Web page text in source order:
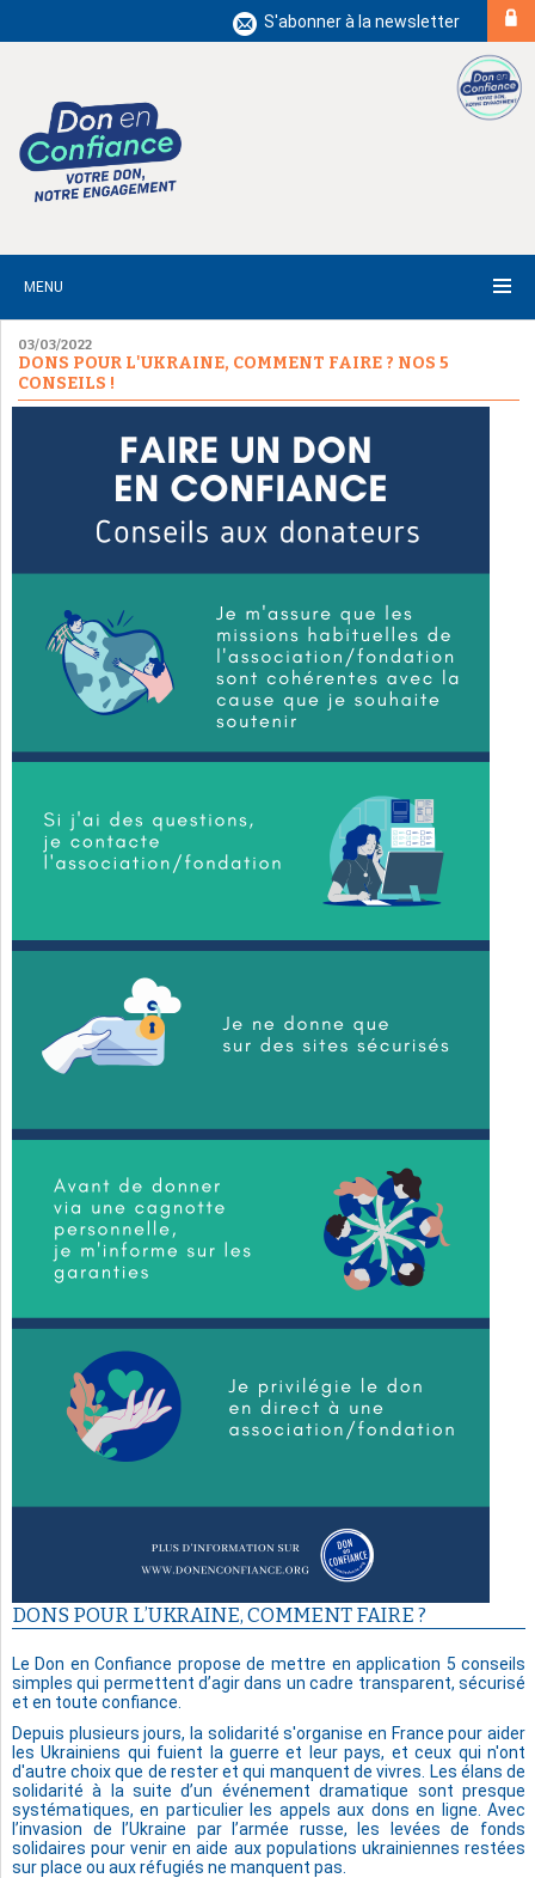
S'abonner à la newsletter
MENU
03/03/2022
DONS POUR L'UKRAINE, COMMENT FAIRE ? NOS 5
CONSEILS !
DONS POUR L’UKRAINE, COMMENT FAIRE ?
Le Don en Confiance propose de mettre en application 5 conseils
simples qui permettent d’agir dans un cadre transparent, sécurisé
et en toute confiance.
Depuis plusieurs jours, la solidarité s'organise en France pour aider
les Ukrainiens qui fuient la guerre et leur pays, et ceux qui n'ont
d'autre choix que de rester et qui manquent de vivres. Les élans de
solidarité à la suite d’un événement dramatique sont presque
systématiques, en particulier les appels aux dons en ligne. Avec
l’invasion de l’Ukraine par l’armée russe, les levées de fonds
solidaires pour venir en aide aux populations ukrainiennes restées
sur place ou aux réfugiés ne manquent pas.